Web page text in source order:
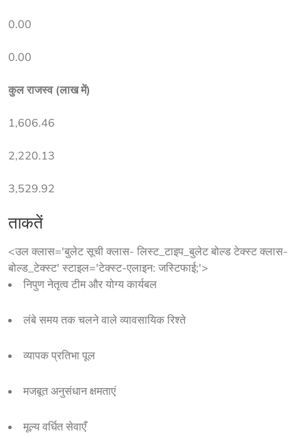
0.00
0.00
कुल राजस्व (लाख में)
1,606.46
2,220.13
3,529.92
ताकतें
<उल क्लास='बुलेट सूची क्लास- लिस्ट_टाइप_बुलेट बोल्ड टेक्स्ट क्लास-
बोल्ड_टेक्स्ट' स्टाइल='टेक्स्ट-एलाइन: जस्टिफाई;'>
निपुण नेतृत्व टीम और योग्य कार्यबल
लंबे समय तक चलने वाले व्यावसायिक रिश्ते
व्यापक प्रतिभा पूल
मजबूत अनुसंधान क्षमताएं
मूल्य वर्धित सेवाएँ